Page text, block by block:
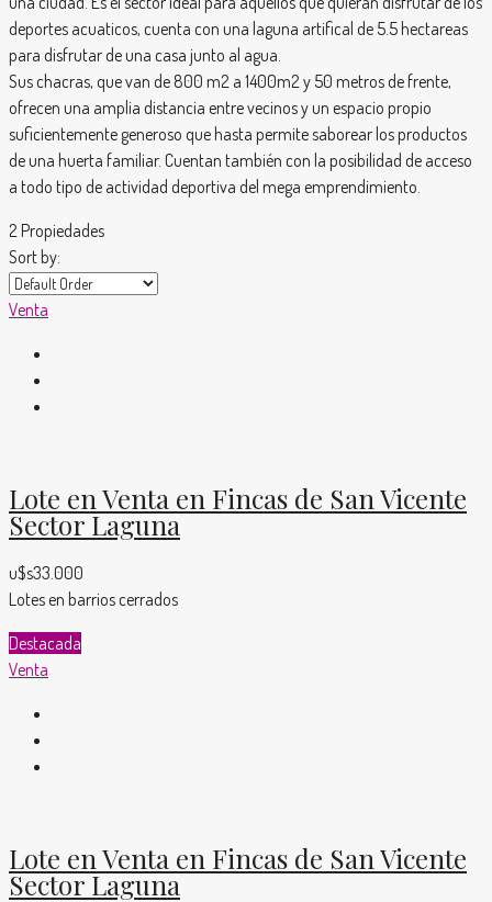
deportes acuaticos, cuenta con una laguna artifical de 5.5 hectareas
para disfrutar de una casa junto al agua.
Sus chacras, que van de 800 m2 a 1400m2 y 50 metros de frente,
ofrecen una amplia distancia entre vecinos y un espacio propio
suficientemente generoso que hasta permite saborear los productos
de una huerta familiar. Cuentan también con la posibilidad de acceso
a todo tipo de actividad deportiva del mega emprendimiento.
2 Propiedades
Sort by:
Venta
Lote en Venta en Fincas de San Vicente
Sector Laguna
u$s33.000
Lotes en barrios cerrados
Destacada
Venta
Lote en Venta en Fincas de San Vicente
Sector Laguna